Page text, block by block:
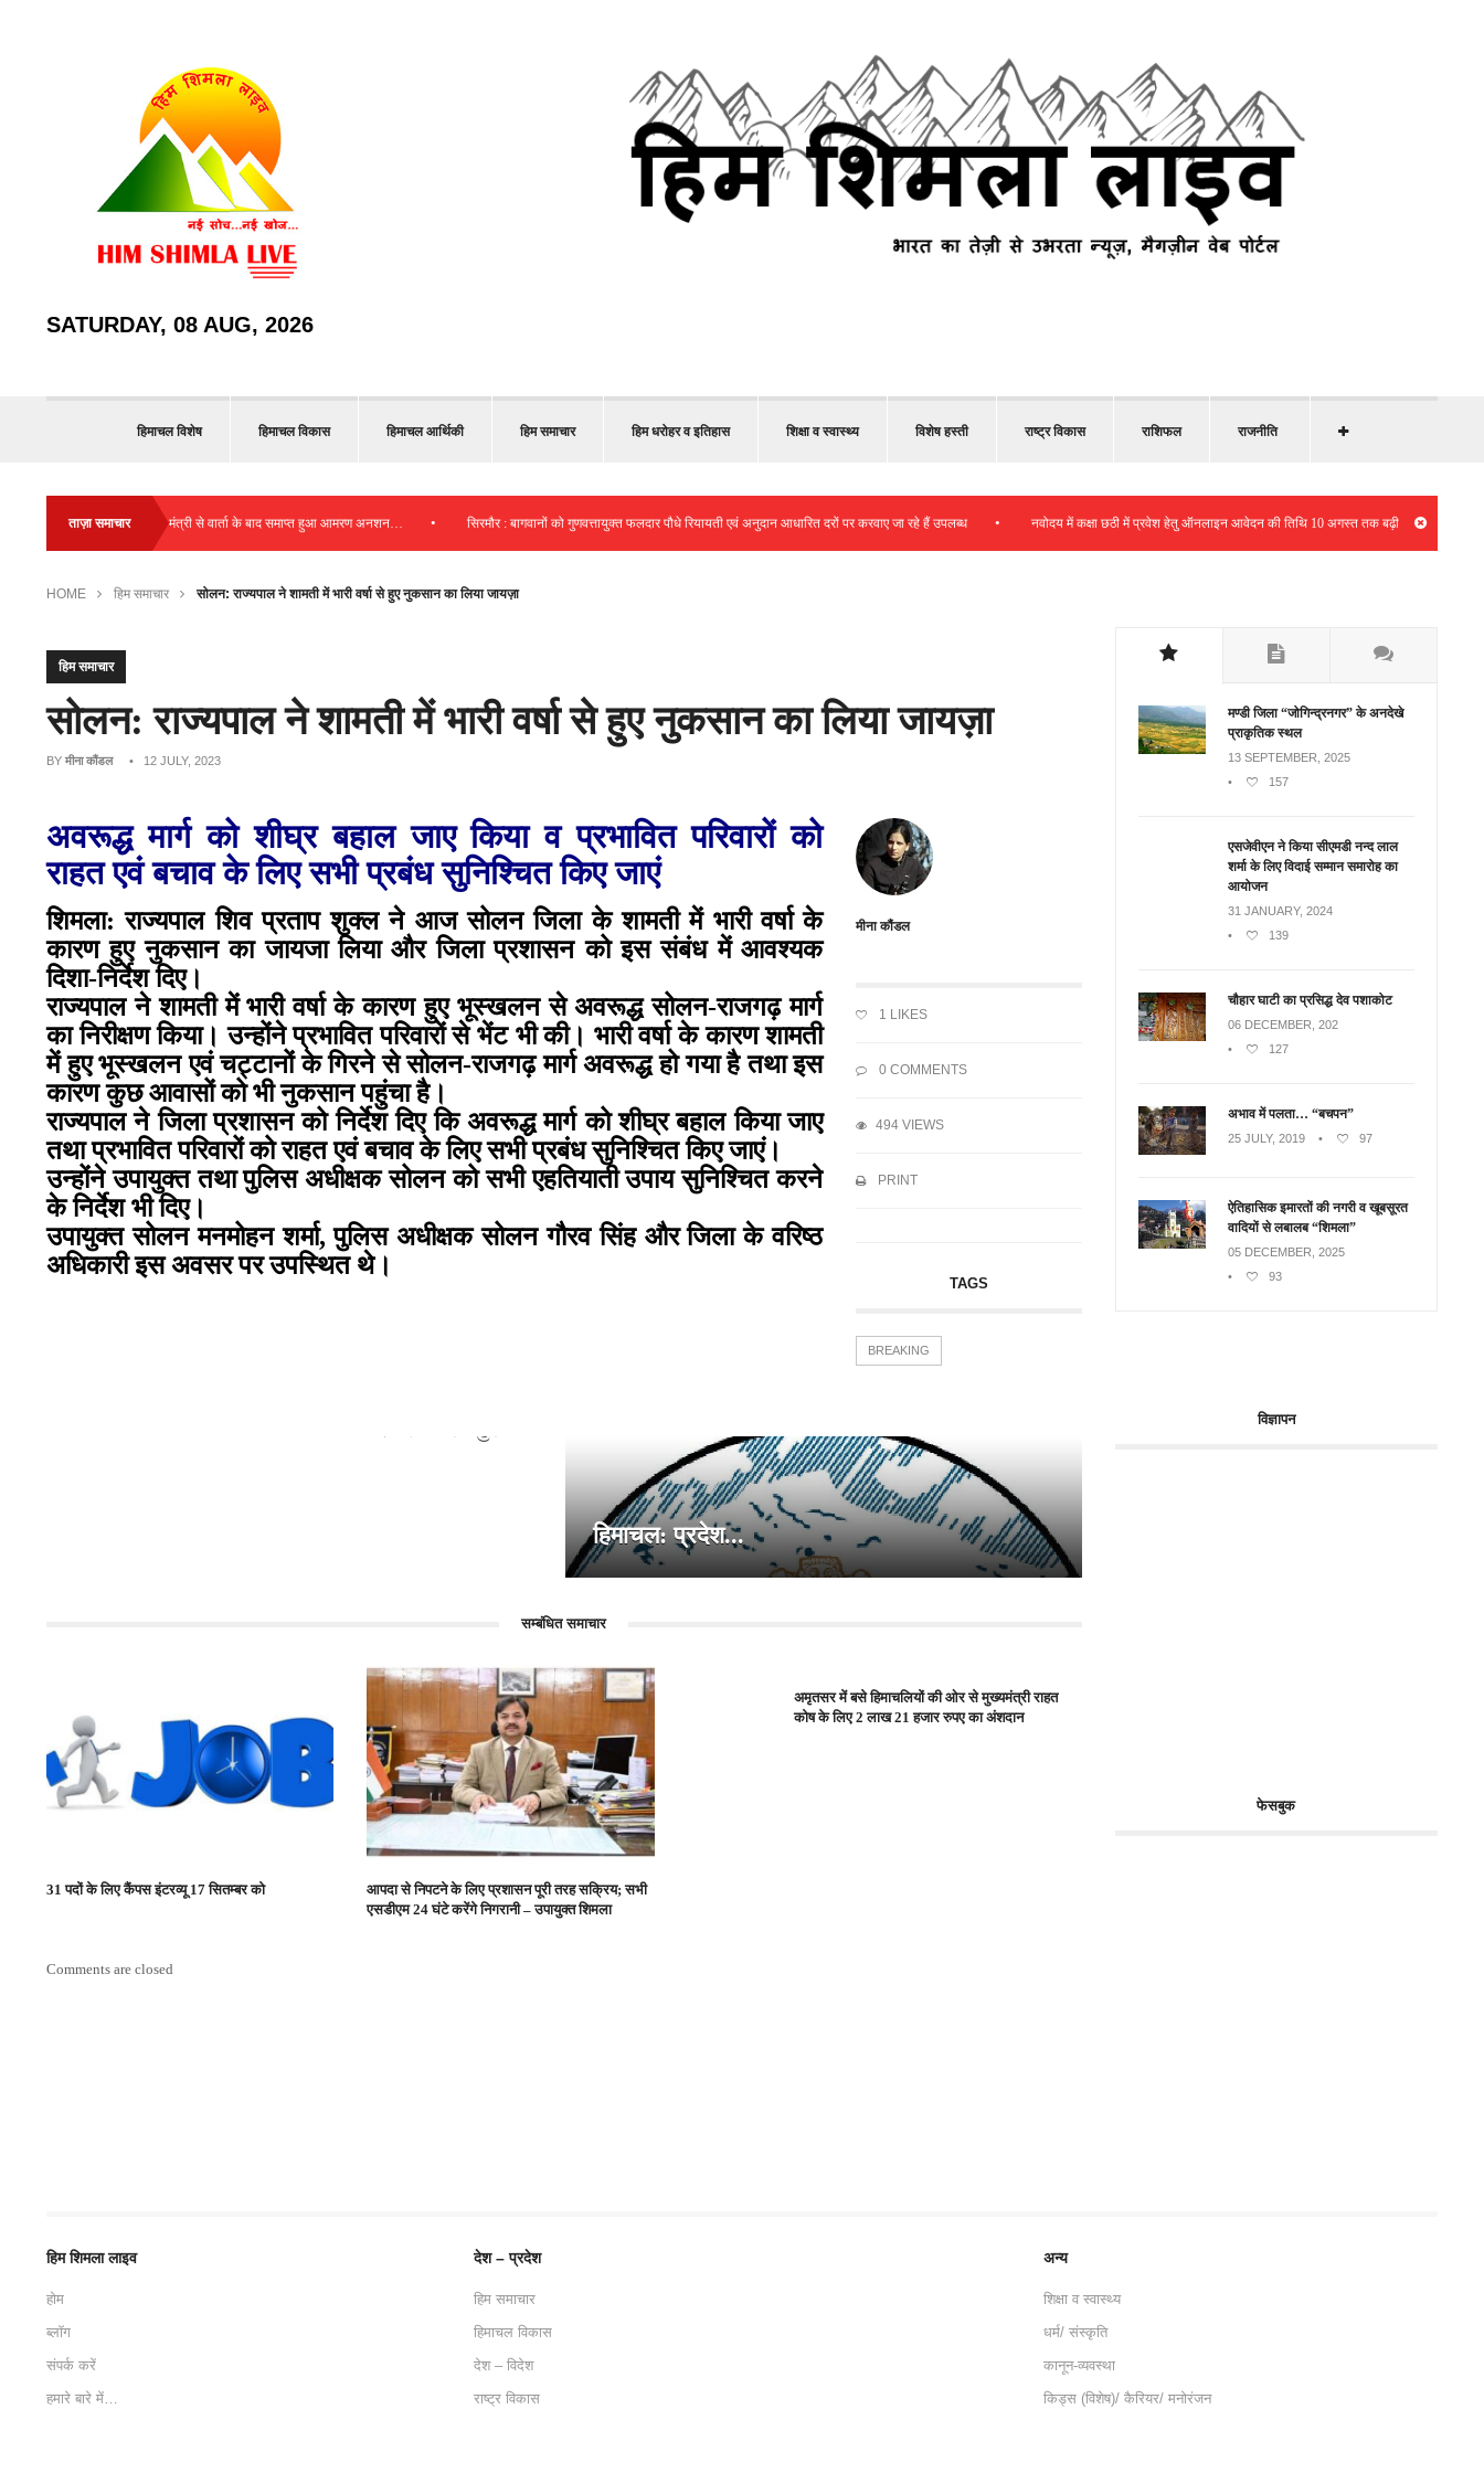
SATURDAY, 08 AUG, 2026
हिमाचल विशेष हिमाचल विकास हिमाचल आर्थिकी हिम समाचार हिम धरोहर व इतिहास शिक्षा व स्वास्थ्य विशेष हस्ती राष्ट्र विकास राशिफल राजनीति
ताज़ा समाचार
कुल्लू: स्वास्थ्य मंत्री से वार्ता के बाद समाप्त हुआ आमरण अनशन… सिरमौर : बागवानों को गुणवत्तायुक्त फलदार पौधे रियायती एवं अनुदान आधारित दरों पर करवाए जा रहे हैं उपलब्ध • नवोदय में कक्षा छठी में प्रवेश हेतु ऑनलाइन आवेदन की तिथि 10 अगस्त तक बढ़ी
HOME हिम समाचार सोलन: राज्यपाल ने शामती में भारी वर्षा से हुए नुकसान का लिया जायज़ा
हिम समाचार
सोलन: राज्यपाल ने शामती में भारी वर्षा से हुए नुकसान का लिया जायज़ा
BY मीना कौंडल • 12 JULY, 2023
मीना कौंडल
1 LIKES
0 COMMENTS
494 VIEWS
PRINT
TAGS
BREAKING
अवरूद्ध मार्ग को शीघ्र बहाल जाए किया व प्रभावित परिवारों को
राहत एवं बचाव के लिए सभी प्रबंध सुनिश्चित किए जाएं
शिमला: राज्यपाल शिव प्रताप शुक्ल ने आज सोलन जिला के शामती में भारी वर्षा के
कारण हुए नुकसान का जायजा लिया और जिला प्रशासन को इस संबंध में आवश्यक
दिशा-निर्देश दिए।
राज्यपाल ने शामती में भारी वर्षा के कारण हुए भूस्खलन से अवरूद्ध सोलन-राजगढ़ मार्ग
का निरीक्षण किया। उन्होंने प्रभावित परिवारों से भेंट भी की। भारी वर्षा के कारण शामती
में हुए भूस्खलन एवं चट्टानों के गिरने से सोलन-राजगढ़ मार्ग अवरूद्ध हो गया है तथा इस
कारण कुछ आवासों को भी नुकसान पहुंचा है।
राज्यपाल ने जिला प्रशासन को निर्देश दिए कि अवरूद्ध मार्ग को शीघ्र बहाल किया जाए
तथा प्रभावित परिवारों को राहत एवं बचाव के लिए सभी प्रबंध सुनिश्चित किए जाएं।
उन्होंने उपायुक्त तथा पुलिस अधीक्षक सोलन को सभी एहतियाती उपाय सुनिश्चित करने
के निर्देश भी दिए।
उपायुक्त सोलन मनमोहन शर्मा, पुलिस अधीक्षक सोलन गौरव सिंह और जिला के वरिष्ठ
अधिकारी इस अवसर पर उपस्थित थे।
हिमाचल: प्रदेश...
सम्बंधित समाचार
31 पदों के लिए कैंपस इंटरव्यू 17 सितम्बर को
आपदा से निपटने के लिए प्रशासन पूरी तरह सक्रिय; सभी
एसडीएम 24 घंटे करेंगे निगरानी – उपायुक्त शिमला
अमृतसर में बसे हिमाचलियों की ओर से मुख्यमंत्री राहत
कोष के लिए 2 लाख 21 हजार रुपए का अंशदान
Comments are closed
मण्डी जिला “जोगिन्द्रनगर” के अनदेखे
प्राकृतिक स्थल
13 SEPTEMBER, 2025
•
157
एसजेवीएन ने किया सीएमडी नन्‍द लाल
शर्मा के लिए विदाई सम्मान समारोह का
आयोजन
31 JANUARY, 2024
•
139
चौहार घाटी का प्रसिद्ध देव पशाकोट
06 DECEMBER, 202
•
127
अभाव में पलता… “बचपन”
25 JULY, 2019 • 97
ऐतिहासिक इमारतों की नगरी व खूबसूरत
वादियों से लबालब “शिमला”
05 DECEMBER, 2025
•
93
विज्ञापन
फेसबुक
हिम शिमला लाइव
होम
ब्लॉग
संपर्क करें
हमारे बारे में…
देश – प्रदेश
हिम समाचार
हिमाचल विकास
देश – विदेश
राष्ट्र विकास
अन्य
शिक्षा व स्वास्थ्य
धर्म/ संस्कृति
कानून-व्यवस्था
किड्स (विशेष)/ कैरियर/ मनोरंजन